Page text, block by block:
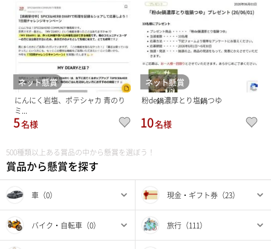
500種類以上ある賞品の中から懸賞を選ぼう！
賞品から懸賞を探す
車（0） 現金・ギフト券（23）
バイク・自転車（0） 旅行（111）
ネット懸賞
にんにく岩塩、ポテシャカ 青のり
ミ...
5名様
ネット懸賞
粉de鍋濃厚とり塩鍋つゆ
10名様